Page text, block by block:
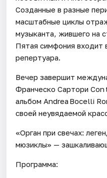
Созданные в разные
масштабные циклы
музыканта, жившего на
Пятая симфония входит
репертуара.
Вечер завершит
Франческо Сартори
альбом Andrea Bocelli
своей неувядаемой
«Орган при свечах:
мюзиклы» —
Программа: